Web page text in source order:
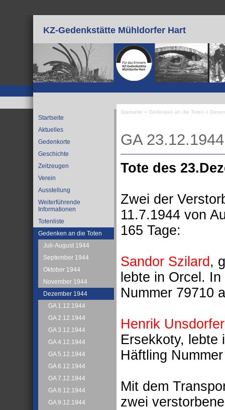
KZ-Gedenkstätte Mühldorfer Hart
Startseite
Aktuelles
Gedenkorte
Geschichte
Zeitzeugen
Verein
Ausstellung
Weiterführende
Informationen
Totenliste
Gedenken an die Toten
Juli-August 1944
September 1944
Oktober 1944
November 1944
Dezember 1944
GA 1.12.1944
GA 2.12.1944
GA 3.12.1944
GA 4.12.1944
GA 5.12.1944
GA 6.12.1944
GA 7.12.1944
GA 8.12.1944
GA 9.12.1944
Startseite » Gedenken an die Toten »
GA 23.12.1944
Tote des
Zwei der
11.7.1944 von
165 Tage:
Sandor Szilard ,
lebte in Orcel.
Nummer 79710
Henrik Unsdorfer
Ersekkoty, lebte
Häftling
Mit dem
zwei